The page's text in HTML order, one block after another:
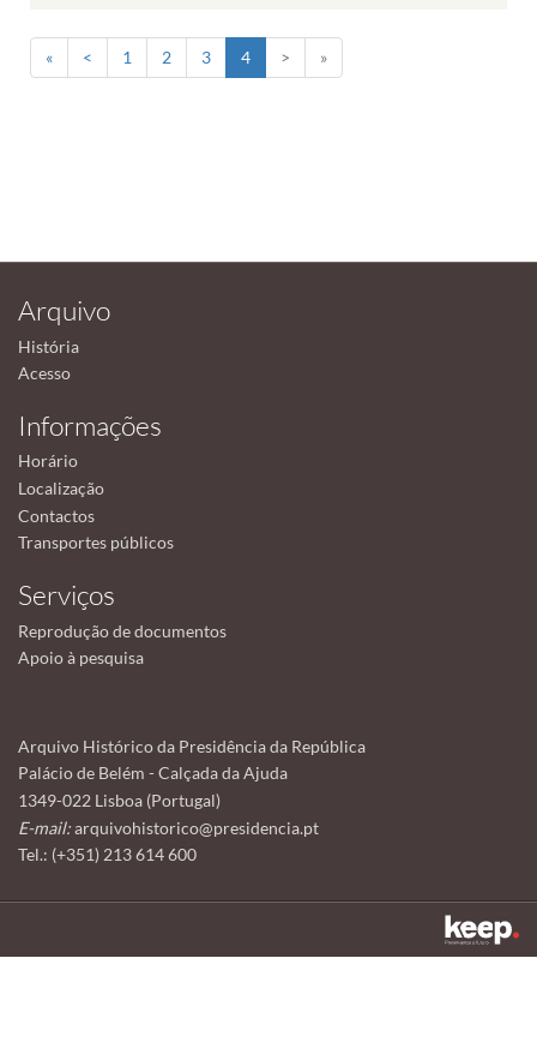
« < 1 2 3 4 > »
Arquivo
História
Acesso
Informações
Horário
Localização
Contactos
Transportes públicos
Serviços
Reprodução de documentos
Apoio à pesquisa
Arquivo Histórico da Presidência da República
Palácio de Belém - Calçada da Ajuda
1349-022 Lisboa (Portugal)
E-mail:arquivohistorico@presidencia.pt
Tel.: (+351) 213 614 600